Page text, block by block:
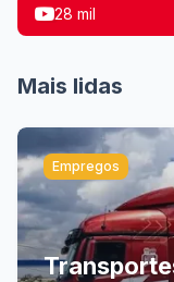
28 mil
Mais lidas
Empregos